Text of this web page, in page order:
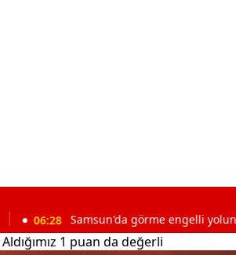
Samsun'da görme engelli yoluna araç işgali!
1 puan da değerli